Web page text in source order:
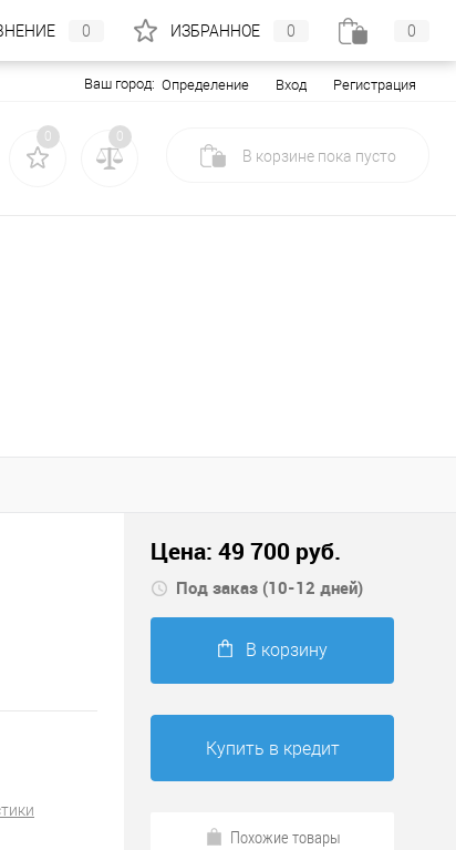
Ваш город: Определение Вход Регистрация
0 0
В корзине пока пусто
Цена: 49 700 руб.
Под заказ (10-12 дней)
В корзину
Купить в кредит
Похожие товары
0 ИЗБРАННОЕ 0 0